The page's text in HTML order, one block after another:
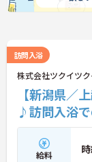
ケアを行うため
様から直接「あ
る機会も多く、
す。
◆夜勤がなく「
やプライベート
や時間の相談
ずつ働いて、
訪問入浴
株式会社ツクイツ
【新潟県／
♪訪問入浴
給料